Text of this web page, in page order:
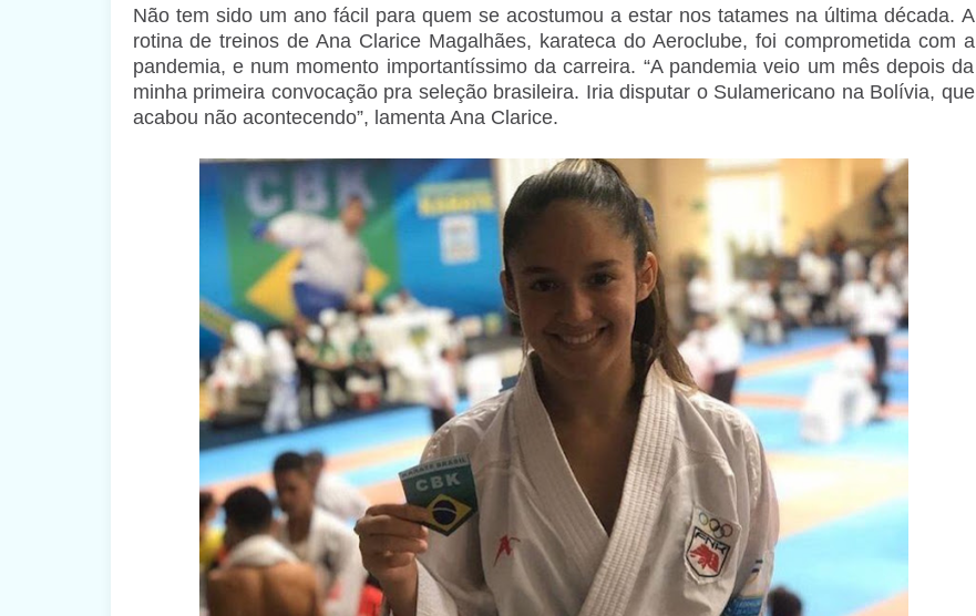
Não tem sido um ano fácil para quem se acostumou a estar nos tatames na última década. A
rotina de treinos de Ana Clarice Magalhães, karateca do Aeroclube, foi comprometida com a
pandemia, e num momento importantíssimo da carreira. “A pandemia veio um mês depois da
minha primeira convocação pra seleção brasileira. Iria disputar o Sulamericano na Bolívia, que
acabou não acontecendo”, lamenta Ana Clarice.